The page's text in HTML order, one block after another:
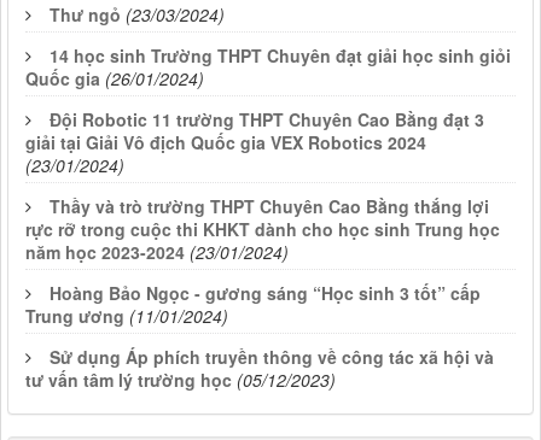
Thư ngỏ (23/03/2024)
14 học sinh Trường THPT Chuyên đạt giải học sinh giỏi
Quốc gia (26/01/2024)
Đội Robotic 11 trường THPT Chuyên Cao Bằng đạt 3
giải tại Giải Vô địch Quốc gia VEX Robotics 2024
(23/01/2024)
Thầy và trò trường THPT Chuyên Cao Bằng thắng lợi
rực rỡ trong cuộc thi KHKT dành cho học sinh Trung học
năm học 2023-2024 (23/01/2024)
Hoàng Bảo Ngọc - gương sáng “Học sinh 3 tốt” cấp
Trung ương (11/01/2024)
Sử dụng Áp phích truyền thông về công tác xã hội và
tư vấn tâm lý trường học (05/12/2023)